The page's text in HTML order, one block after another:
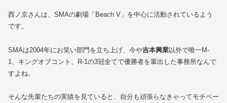
西ノ京さんは、SMAの劇場「Beach V」を中心に活動されているよう
です。
SMAは2004年にお笑い部門を立ち上げ、今や吉本興業以外で唯一M-
1、キングオブコント、R-1の3冠全てで優勝者を輩出した事務所なんで
すよね。
そんな先輩たちの実績を見ていると、自分も頑張らなきゃってモチベー